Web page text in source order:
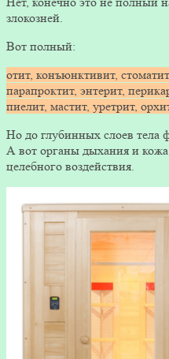
злокозней.
Вот полный:
отит, конъюнктивит,
парапроктит, энтерит,
пиелит, мастит, уретрит,
Но до глубинных слоев тела
А вот органы дыхания и
целебного воздействия.